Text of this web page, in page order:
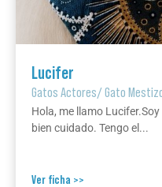
Lucifer
Gatos Actores/Gato
Hola, me llamo
bien cuidado. Tengo el...
Ver ficha >>